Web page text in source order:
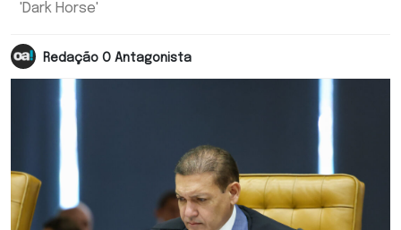
'Dark Horse'
Redação O Antagonista